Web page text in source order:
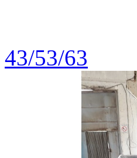
43/53/63